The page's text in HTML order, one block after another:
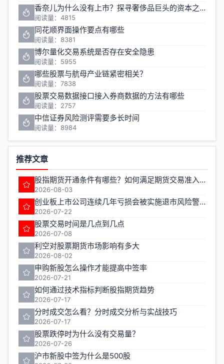
香奈儿为什么没有上市？探寻奢侈品巨头的资本之路
阅读量：4815
同花顺界面操作要点有哪些
阅读量：8381
博尔量化交易系统是否存在安全隐患
阅读量：5955
哪些股票与航母产业链紧密相关？
阅读量：7838
股票交易数据接口接入券商数据的方法有哪些
阅读量：2757
中信证券风险测评需要多长时间
阅读量：8984
推荐文章
股指期货开通条件有哪些？如何满足期货交易准入要求？
2026-08-03
创业板上市公司连续几年亏损会被实施退市风险警示
2026-07-22
股票交易时间是几点到几点
2026-07-08
利空对股票期货市场影响有多大
2026-08-02
申购新股怎么操作才能提高中签率
2026-07-21
如何通过技术指标判断股指期货趋势
2026-07-17
分时成交怎么看？分时成交分析与实战技巧
2026-07-17
股票跌停时为什么没有交易量？
2026-07-26
沪市新股中签为什么是500股